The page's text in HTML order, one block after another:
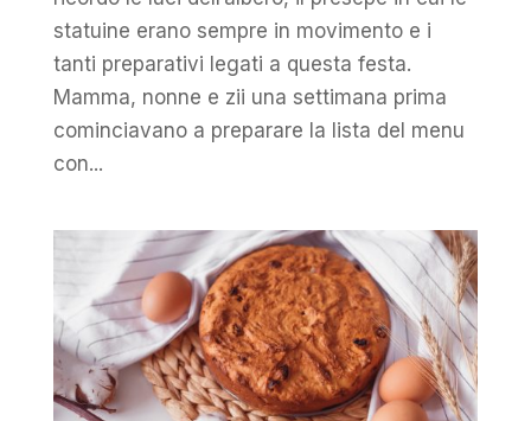
statuine erano sempre in movimento e i
tanti preparativi legati a questa festa.
Mamma, nonne e zii una settimana prima
cominciavano a preparare la lista del menu
con...